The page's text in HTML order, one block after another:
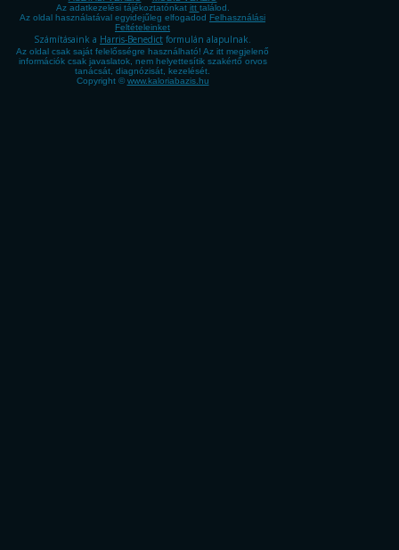
Az adatkezelési tájékoztatónkat itt találod.
Az oldal használatával egyidejűleg elfogadod Felhasználási
Feltételeinket
Számításaink a Harris-Benedict formulán alapulnak.
Az oldal csak saját felelősségre használható! Az itt megjelenő
információk csak javaslatok, nem helyettesítik szakértő orvos
tanácsát, diagnózisát, kezelését.
Copyright © www.kaloriabazis.hu